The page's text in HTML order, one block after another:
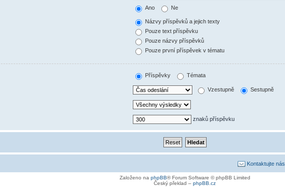
Ano Ne
Názvy příspěvků a jejich texty
Pouze text příspěvku
Pouze názvy příspěvků
Pouze první příspěvek v tématu
Příspěvky Témata
Vzestupně Sestupně
znaků příspěvku
Kontaktujte nás
Založeno na phpBB® Forum Software © phpBB Limited
Český překlad – phpBB.cz